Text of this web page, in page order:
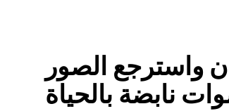
واسترجع الصور
نابضة بالحياة